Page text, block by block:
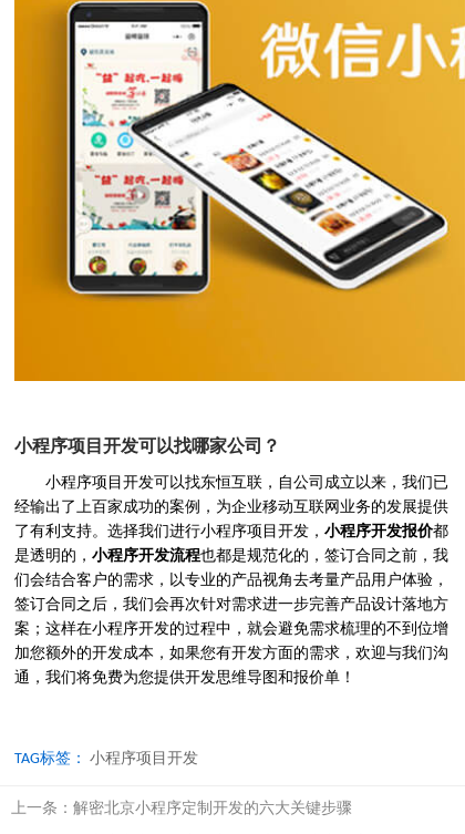
小程序项目开发可以找哪家公司？
小程序项目开发可以找东恒互联，自公司成立以来，我们已
经输出了上百家成功的案例，为企业移动互联网业务的发展提供
了有利支持。选择我们进行小程序项目开发， 小程序开发报价都
是透明的， 小程序开发流程也都是规范化的，签订合同之前，我
们会结合客户的需求，以专业的产品视角去考量产品用户体验，
签订合同之后，我们会再次针对需求进一步完善产品设计落地方
案；这样在小程序开发的过程中，就会避免需求梳理的不到位增
加您额外的开发成本，如果您有开发方面的需求，欢迎与我们沟
通，我们将免费为您提供开发思维导图和报价单！
TAG标签： 小程序项目开发
上一条： 解密北京小程序定制开发的六大关键步骤